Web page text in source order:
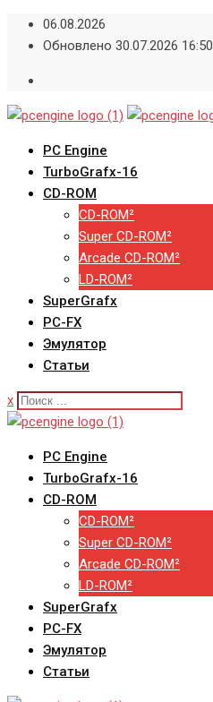
Skip
06.08.2026
Обновлено 30.07.2026 16:50
PC Engine
TurboGrafx-16
CD-ROM
CD-ROM²
Super CD-ROM²
Arcade CD-ROM²
LD-ROM²
SuperGrafx
PC-FX
Эмулятор
Статьи
x
PC Engine
TurboGrafx-16
CD-ROM
CD-ROM²
Super CD-ROM²
Arcade CD-ROM²
LD-ROM²
SuperGrafx
PC-FX
Эмулятор
Статьи